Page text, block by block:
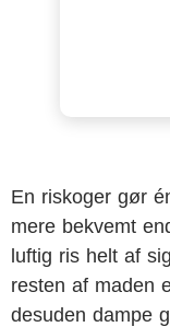
En riskoger gør
mere bekvemt
luftig ris helt af
resten af maden
desuden dampe